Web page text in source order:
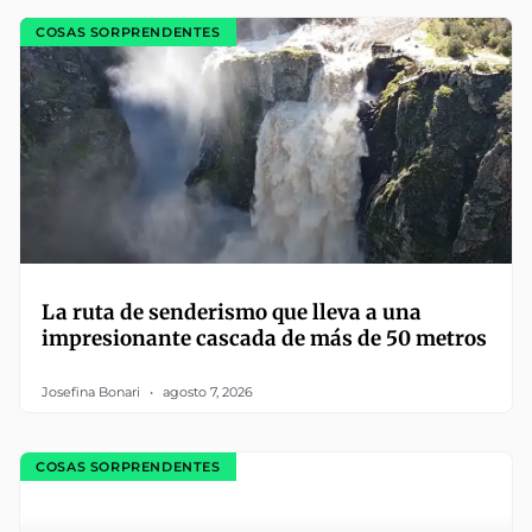
COSAS SORPRENDENTES
La ruta de senderismo que lleva a una
impresionante cascada de más de 50 metros
Josefina Bonari agosto 7, 2026
COSAS SORPRENDENTES